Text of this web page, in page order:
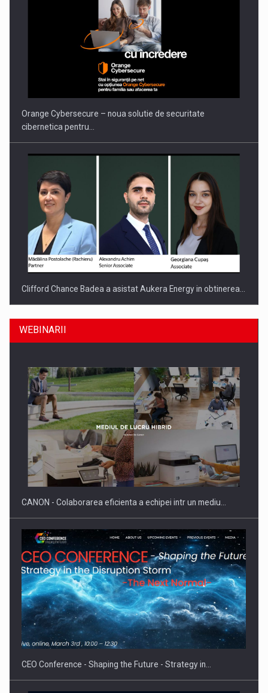
Orange Cybersecure – noua solutie de securitate
cibernetica pentru…
Clifford Chance Badea a asistat Aukera Energy in obtinerea…
SAPTE PERSONALITATI DIN MEDIUL DE AFACERI, ACADEMIC
SI INSTITUTIONAL…
Hard Enduro Piatra Craiului 2026, fueled by benzinariile RO…
WEBINARII
CANON - Colaborarea eficienta a echipei intr un mediu…
CEO Conference - Shaping the Future - Strategy in…